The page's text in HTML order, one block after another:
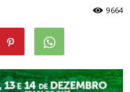
9664